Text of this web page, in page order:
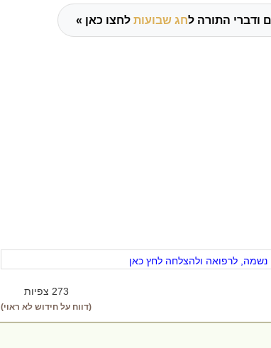
ודברי התורה לחג שבועות לחצו כאן »
נשמה, לרפואה ולהצלחה לחץ כאן
273 צפיות
(דווח על חידוש לא ראוי)